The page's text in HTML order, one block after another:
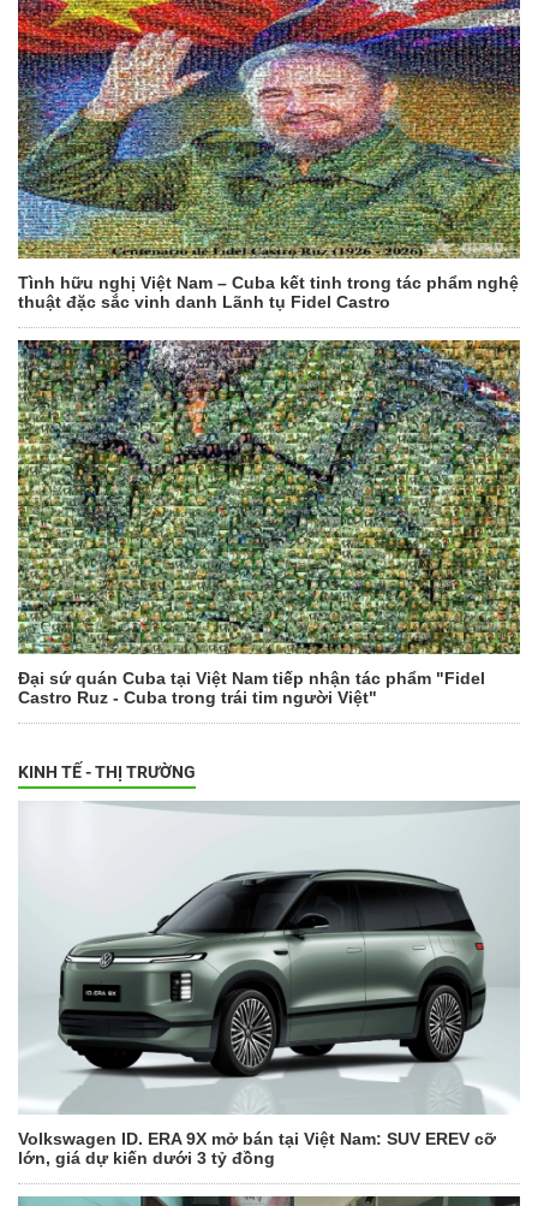
Tình hữu nghị Việt Nam – Cuba kết tinh trong tác phẩm nghệ
thuật đặc sắc vinh danh Lãnh tụ Fidel Castro
Đại sứ quán Cuba tại Việt Nam tiếp nhận tác phẩm "Fidel
Castro Ruz - Cuba trong trái tim người Việt"
KINH TẾ - THỊ TRƯỜNG
Volkswagen ID. ERA 9X mở bán tại Việt Nam: SUV EREV cỡ
lớn, giá dự kiến dưới 3 tỷ đồng